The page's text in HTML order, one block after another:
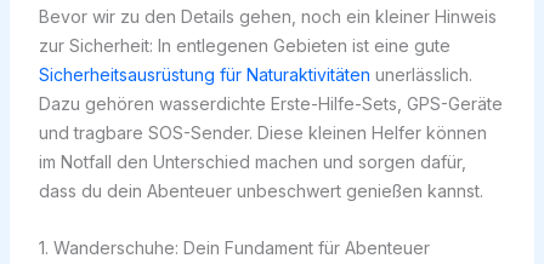
Bevor wir zu den Details gehen, noch ein kleiner Hinweis
zur Sicherheit: In entlegenen Gebieten ist eine gute
Sicherheitsausrüstung für Naturaktivitäten unerlässlich.
Dazu gehören wasserdichte Erste-Hilfe-Sets, GPS-Geräte
und tragbare SOS-Sender. Diese kleinen Helfer können
im Notfall den Unterschied machen und sorgen dafür,
dass du dein Abenteuer unbeschwert genießen kannst.
1. Wanderschuhe: Dein Fundament für Abenteuer